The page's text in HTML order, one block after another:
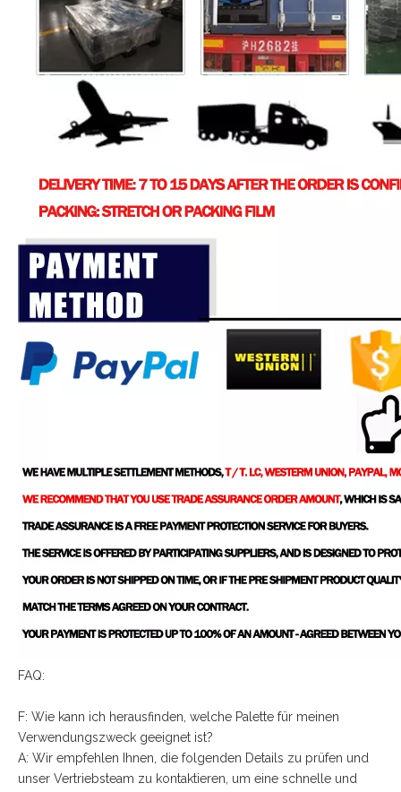
FAQ:
F: Wie kann ich herausfinden, welche Palette für meinen
Verwendungszweck geeignet ist?
A: Wir empfehlen Ihnen, die folgenden Details zu prüfen und
unser Vertriebsteam zu kontaktieren, um eine schnelle und